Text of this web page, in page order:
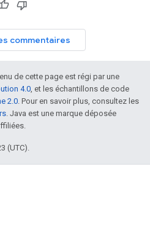
commentaires
de cette page est régi par une
4.0, et les échantillons de code
2.0. Pour en savoir plus, consultez les
. Java est une marque déposée
(UTC).